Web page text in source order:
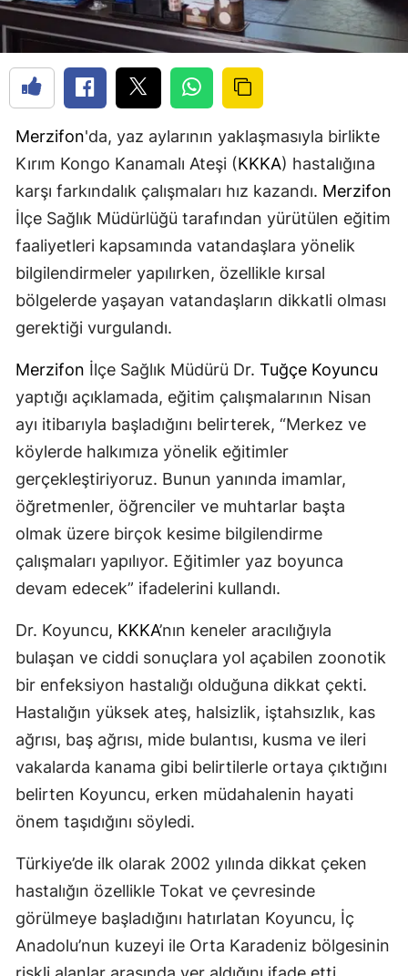
Merzifon'da, yaz aylarının yaklaşmasıyla birlikte
Kırım Kongo Kanamalı Ateşi (KKKA) hastalığına
karşı farkındalık çalışmaları hız kazandı. Merzifon
İlçe Sağlık Müdürlüğü tarafından yürütülen eğitim
faaliyetleri kapsamında vatandaşlara yönelik
bilgilendirmeler yapılırken, özellikle kırsal
bölgelerde yaşayan vatandaşların dikkatli olması
gerektiği vurgulandı.
Merzifon İlçe Sağlık Müdürü Dr. Tuğçe Koyuncu
yaptığı açıklamada, eğitim çalışmalarının Nisan
ayı itibarıyla başladığını belirterek, “Merkez ve
köylerde halkımıza yönelik eğitimler
gerçekleştiriyoruz. Bunun yanında imamlar,
öğretmenler, öğrenciler ve muhtarlar başta
olmak üzere birçok kesime bilgilendirme
çalışmaları yapılıyor. Eğitimler yaz boyunca
devam edecek” ifadelerini kullandı.
Dr. Koyuncu, KKKA’nın keneler aracılığıyla
bulaşan ve ciddi sonuçlara yol açabilen zoonotik
bir enfeksiyon hastalığı olduğuna dikkat çekti.
Hastalığın yüksek ateş, halsizlik, iştahsızlık, kas
ağrısı, baş ağrısı, mide bulantısı, kusma ve ileri
vakalarda kanama gibi belirtilerle ortaya çıktığını
belirten Koyuncu, erken müdahalenin hayati
önem taşıdığını söyledi.
Türkiye’de ilk olarak 2002 yılında dikkat çeken
hastalığın özellikle Tokat ve çevresinde
görülmeye başladığını hatırlatan Koyuncu, İç
Anadolu’nun kuzeyi ile Orta Karadeniz bölgesinin